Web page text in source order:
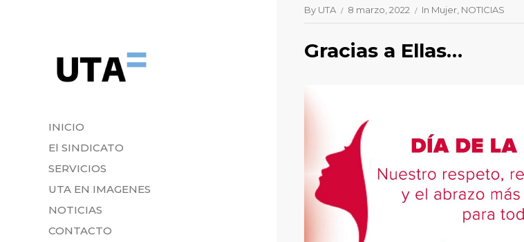
INICIO
El SINDICATO
SERVICIOS
UTA EN IMAGENES
NOTICIAS
CONTACTO
By UTA 8 marzo, 2022 In Mujer NOTICIAS
Gracias a Ellas…